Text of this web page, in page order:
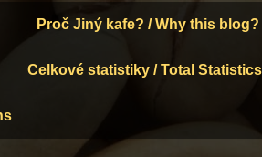
Proč Jiný kafe? / Why this blog?
Celkové statistiky / Total Statistics